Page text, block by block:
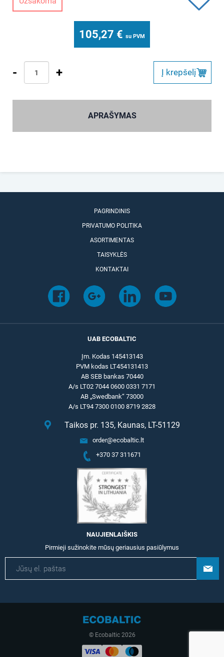
105,27 € su PVM
- + Į krepšelį
APRAŠYMAS
PAGRINDINIS
PRIVATUMO POLITIKA
ASORTIMENTAS
TAISYKLĖS
KONTAKTAI
UAB ECOBALTIC
Įm. Kodas 145413143
PVM kodas LT454131413
AB SEB bankas 70440
A/s LT02 7044 0600 0331 7171
AB „Swedbank“ 73000
A/s LT94 7300 0100 8719 2828
Taikos pr. 135, Kaunas, LT-51129
order@ecobaltic.lt
+370 37 311671
NAUJIENLAIŠKIS
Pirmieji sužinokite mūsų geriausius pasiūlymus
© Ecobaltic 2026